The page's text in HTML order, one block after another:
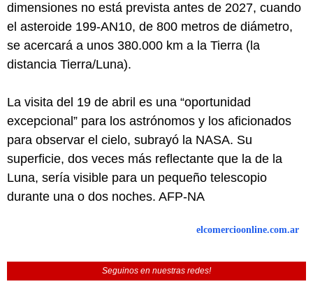
dimensiones no está prevista antes de 2027, cuando
el asteroide 199-AN10, de 800 metros de diámetro,
se acercará a unos 380.000 km a la Tierra (la
distancia Tierra/Luna).
La visita del 19 de abril es una “oportunidad
excepcional” para los astrónomos y los aficionados
para observar el cielo, subrayó la NASA. Su
superficie, dos veces más reflectante que la de la
Luna, sería visible para un pequeño telescopio
durante una o dos noches. AFP-NA
elcomercioonline.com.ar
Seguinos en nuestras redes!